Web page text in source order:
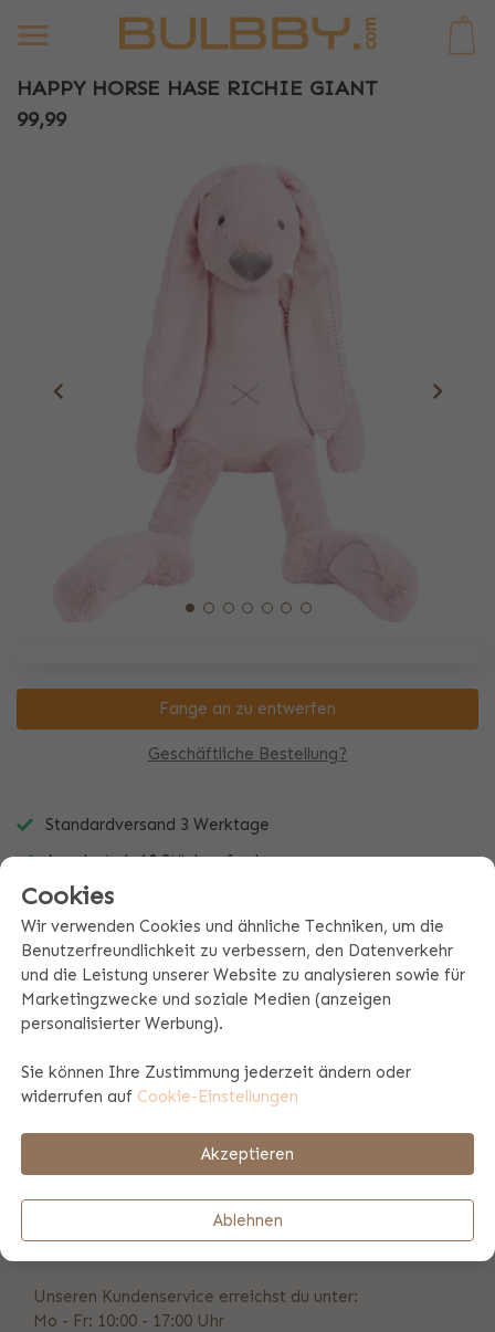
HAPPY HORSE HASE RICHIE GIANT
99,99
Geschäftliche Bestellung?
Fange an zu entwerfen
Standardversand 3 Werktage
Angebot ab 10 Stück anfordern
Immer ein einzigartiges Geschenk
Vorübergehend nicht erreichbar
info@bulbby.de
Unseren Kundenservice erreichst du unter:
Mo - Fr: 10:00 - 17:00 Uhr
Cookies
Wir verwenden Cookies und ähnliche Techniken, um die
Benutzerfreundlichkeit zu verbessern, den Datenverkehr
und die Leistung unserer Website zu analysieren sowie für
Marketingzwecke und soziale Medien (anzeigen
personalisierter Werbung).
Sie können Ihre Zustimmung jederzeit ändern oder
widerrufen auf Cookie-Einstellungen
Akzeptieren
Ablehnen